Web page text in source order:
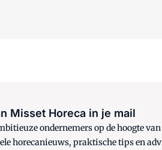
Misset Horeca in je mail
ondernemers op de hoogte
horecanieuws, praktische tips en